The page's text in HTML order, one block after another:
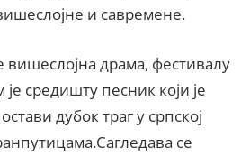
и савремене.
вишеслојна драма, фестивалу
средишту песник који је
дубок траг у српској
се